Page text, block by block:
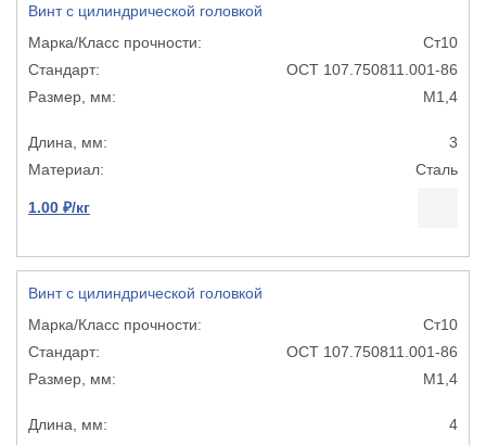
Винт с цилиндрической головкой
Ст10
ОСТ 107.750811.001-86
М1,4
3
Сталь
1.00 ₽/кг
Винт с цилиндрической головкой
Ст10
ОСТ 107.750811.001-86
М1,4
4